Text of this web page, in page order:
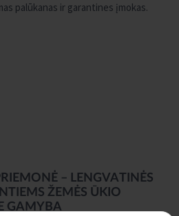
palūkanas ir garantines įmokas.
– LENGVATINĖS
ŽEMĖS ŪKIO
GAMYBA